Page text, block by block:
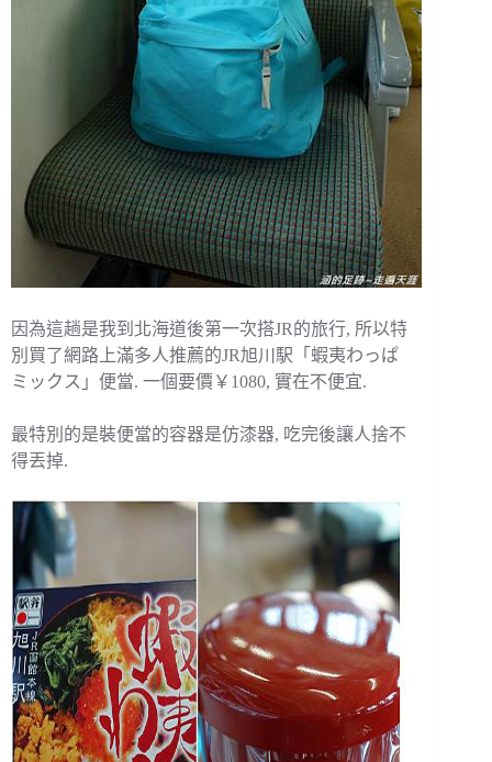
因為這趟是我到北海道後第一次搭JR的旅行, 所以特
別買了網路上滿多人推薦的JR旭川駅「蝦夷わっぱ
ミックス」便當. 一個要價￥1080, 實在不便宜.
最特別的是裝便當的容器是仿漆器, 吃完後讓人捨不
得丟掉.